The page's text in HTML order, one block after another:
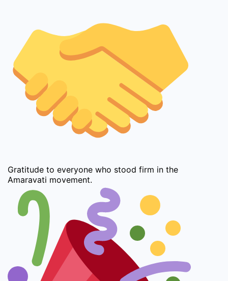
Gratitude to everyone who stood firm in the
Amaravati movement.